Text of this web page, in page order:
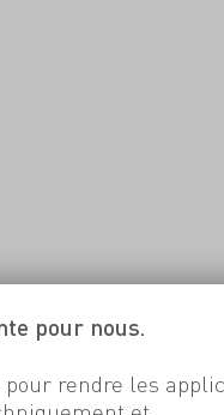
pour nous.
rendre les